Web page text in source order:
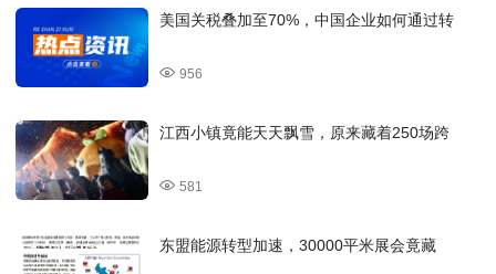
美国关税叠加至70%，中国企业如何通过转
956
江西小镇竟能天天飘雪，原来藏着250场跨
581
东盟能源转型加速，30000平米展会竟藏